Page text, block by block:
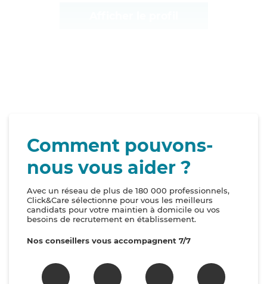
Comment pouvons-
nous vous aider ?
Avec un réseau de plus de 180 000 professionnels,
Click&Care sélectionne pour vous les meilleurs
candidats pour votre maintien à domicile ou vos
besoins de recrutement en établissement.
Nos conseillers vous accompagnent 7/7